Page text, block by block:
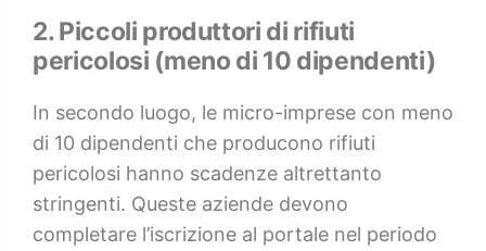
2. Piccoli produttori di rifiuti
pericolosi (meno di 10 dipendenti)
In secondo luogo, le micro-imprese con meno
di 10 dipendenti che producono rifiuti
pericolosi hanno scadenze altrettanto
stringenti. Queste aziende devono
completare l’iscrizione al portale nel periodo